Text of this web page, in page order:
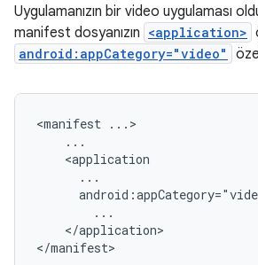
Uygulamanızın bir video uygulaması
manifest dosyanızın <application>
android:appCategory="video"
<manifest
</application>